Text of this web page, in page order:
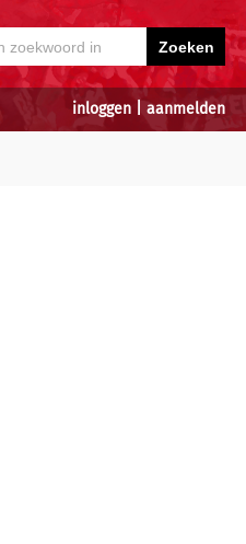
inloggen aanmelden